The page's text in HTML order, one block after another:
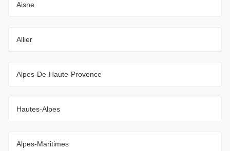
Aisne
Allier
Alpes-De-Haute-Provence
Hautes-Alpes
Alpes-Maritimes